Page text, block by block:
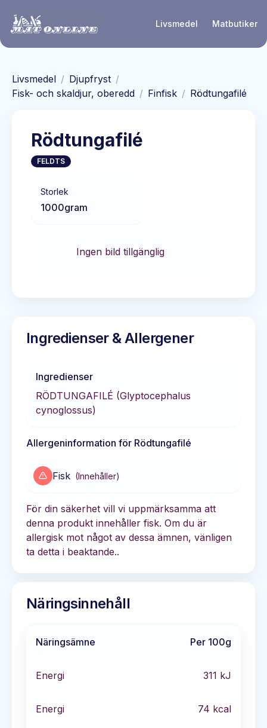
Livsmedel Matbutiker
Livsmedel / Djupfryst /
Fisk- och skaldjur, oberedd / Finfisk / Rödtungafilé
Rödtungafilé
FELDTS
Storlek
1000gram
Ingen bild tillgänglig
Ingredienser & Allergener
Ingredienser
RÖDTUNGAFILÉ (Glyptocephalus
cynoglossus)
Allergeninformation för Rödtungafilé
Fisk (Innehåller)
För din säkerhet vill vi uppmärksamma att
denna produkt innehåller fisk. Om du är
allergisk mot något av dessa ämnen, vänligen
ta detta i beaktande..
Näringsinnehåll
Näringsämne Per 100g
Energi 311 kJ
Energi 74 kcal